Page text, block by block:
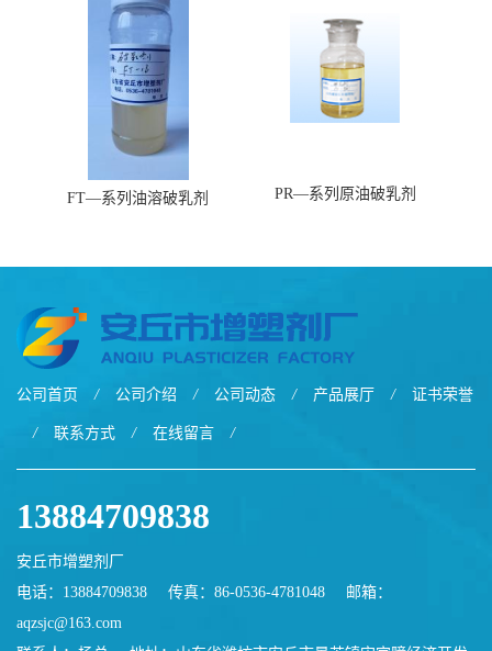
FT—系列油溶破乳剂 PR—系列原油破乳剂
公司首页 / 公司介绍 / 公司动态 / 产品展厅 / 证书荣誉
/ 联系方式 / 在线留言 /
13884709838
安丘市增塑剂厂
电话：13884709838
传真：86-0536-4781048
邮箱：
aqzsjc@163.com